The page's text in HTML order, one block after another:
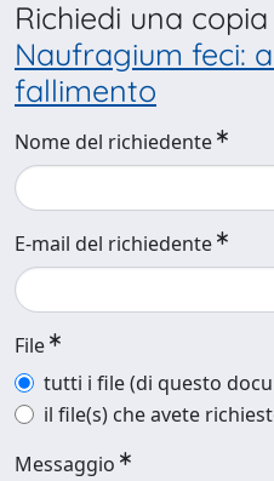
Richiedi una
Naufragium feci:
fallimento
Nome del richiedente
E-mail del richiedente
File
tutti i file (di questo
il file(s) che avete
Messaggio